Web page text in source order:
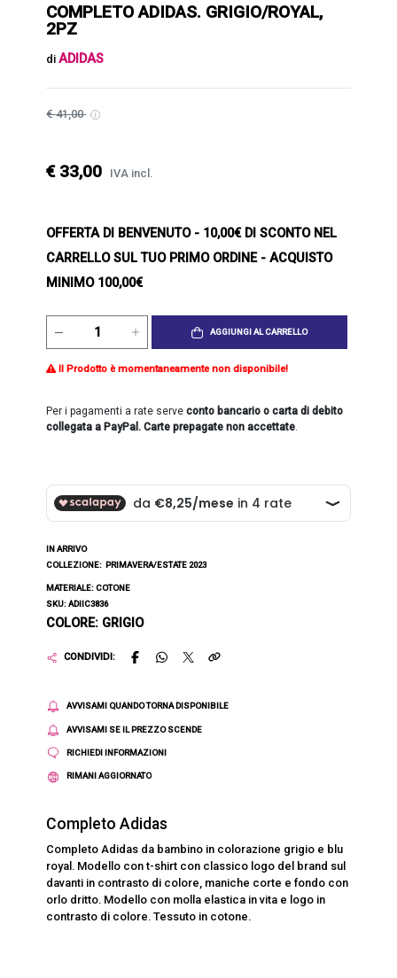
COMPLETO ADIDAS. GRIGIO/ROYAL,
2PZ
diADIDAS
€ 41,00
€ 33,00 IVA incl.
OFFERTA DI BENVENUTO- 10,00€ DI SCONTO NEL
CARRELLO SUL TUO PRIMO ORDINE - ACQUISTO
MINIMO 100,00€
AGGIUNGI AL CARRELLO
Il Prodotto è momentaneamente non disponibile!
Per i pagamenti a rate serveconto bancario o carta di debito
collegata a PayPal. Carte prepagate non accettate.
IN ARRIVO
COLLEZIONE: PRIMAVERA/ESTATE 2023
MATERIALE: COTONE
SKU: ADIIC3836
COLORE: GRIGIO
CONDIVIDI:
AVVISAMI QUANDO TORNA DISPONIBILE
AVVISAMI SE IL PREZZO SCENDE
RICHIEDI INFORMAZIONI
RIMANI AGGIORNATO
Completo Adidas
Completo Adidas da bambino in colorazione grigio e blu
royal. Modello con t-shirt con classico logo del brand sul
davanti in contrasto di colore, maniche corte e fondo con
orlo dritto. Modello con molla elastica in vita e logo in
contrasto di colore. Tessuto in cotone.